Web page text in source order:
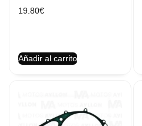
19.80€
Añadir al carrito